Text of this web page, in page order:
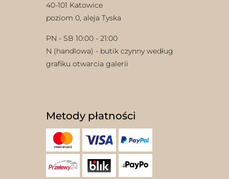
40-101 Katowice
poziom 0, aleja Tyska
PN - SB 10:00 - 21:00
N (handlowa) - butik czynny według
grafiku otwarcia galerii
Metody płatności